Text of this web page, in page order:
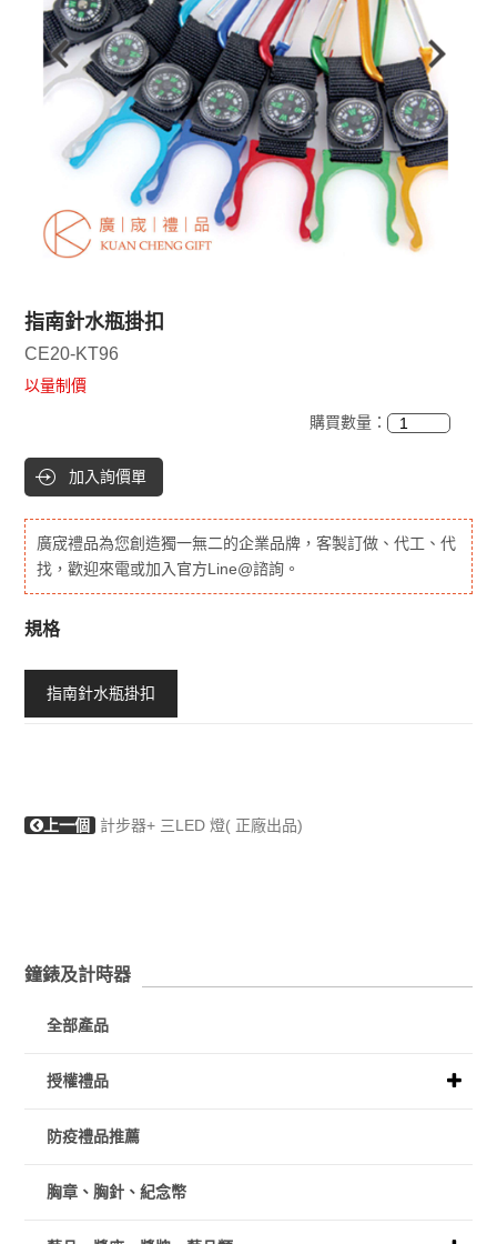
指南針水瓶掛扣
CE20-KT96
以量制價
購買數量：
加入詢價單
廣宬禮品為您創造獨一無二的企業品牌，客製訂做、代工、代
找，歡迎來電或加入官方Line@諮詢。
規格
指南針水瓶掛扣
上一個 計步器+ 三LED 燈( 正廠出品)
鐘錶及計時器
全部產品
授權禮品
防疫禮品推薦
胸章、胸針、紀念幣